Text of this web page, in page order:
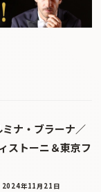
ミナ・ブラーナ／
ストーニ＆東京フ
2024年11月21日